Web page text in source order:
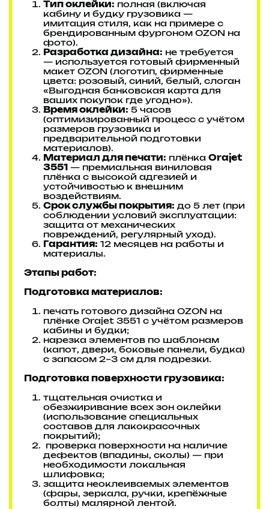
Тип оклейки: полная (включая
кабину и будку грузовика —
имитация стиля, как на примере с
брендированным фургоном OZON на
фото).
Разработка дизайна: не требуется
— используется готовый фирменный
макет OZON (логотип, фирменные
цвета: розовый, синий, белый, слоган
«Выгодная банковская карта для
ваших покупок где угодно»).
Время оклейки: 5 часов
(оптимизированный процесс с учётом
размеров грузовика и
предварительной подготовки
материалов).
Материал для печати: плёнка Orajet
3551 — премиальная виниловая
плёнка с высокой адгезией и
устойчивостью к внешним
воздействиям.
Срок службы покрытия: до 5 лет (при
соблюдении условий эксплуатации:
защита от механических
повреждений, регулярный уход).
Гарантия: 12 месяцев на работы и
материалы.
Этапы работ:
Подготовка материалов:
печать готового дизайна OZON на
плёнке Orajet 3551 с учётом размеров
кабины и будки;
нарезка элементов по шаблонам
(капот, двери, боковые панели, будка)
с запасом 2–3 см для подрезки.
Подготовка поверхности грузовика:
тщательная очистка и
обезжиривание всех зон оклейки
(использование специальных
составов для лакокрасочных
покрытий);
проверка поверхности на наличие
дефектов (впадины, сколы) — при
необходимости локальная
шлифовка;
защита неоклеиваемых элементов
(фары, зеркала, ручки, крепёжные
болты) малярной лентой.